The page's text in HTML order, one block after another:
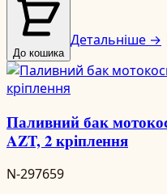
До кошика
Детальніше →
Паливний бак
AZT, 2 кріплення
N-297659